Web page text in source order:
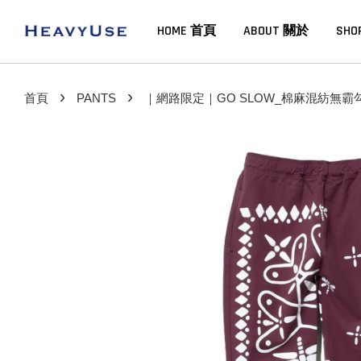
HOME 首頁 ABOUT 關於
首頁 › PANTS › ｜網路限定｜GO SLOW_棉麻混紡無